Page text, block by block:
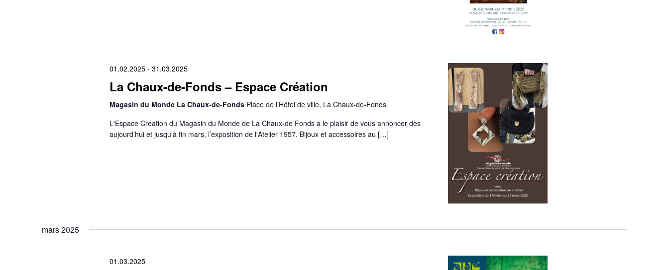
01.02.2025- 31.03.2025
La Chaux-de-Fonds – Espace Création
Magasin du Monde La Chaux-de-Fonds Place de l’Hôtel de ville, La Chaux-de-Fonds
L'Espace Création du Magasin du Monde de La Chaux-de Fonds a le plaisir de vous annoncer dès
aujourd’hui et jusqu'à fin mars, l’exposition de l'Atelier 1957. Bijoux et accessoires au […]
mars 2025
01.03.2025